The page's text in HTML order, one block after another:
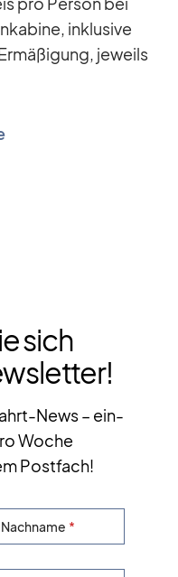
in­klu­sive
je­weils
sich
News – ein-
Woche
Postfach!
Nachname